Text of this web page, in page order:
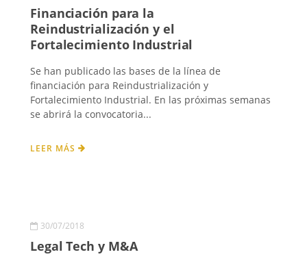
Financiación para la
Reindustrialización y el
Fortalecimiento Industrial
Se han publicado las bases de la línea de
financiación para Reindustrialización y
Fortalecimiento Industrial. En las próximas semanas
se abrirá la convocatoria...
LEER MÁS
30/07/2018
Legal Tech y M&A